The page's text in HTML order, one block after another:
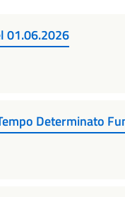
01.06.2026
Determinato